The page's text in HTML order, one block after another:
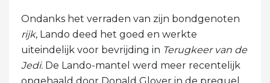
Ondanks het verraden van zijn bondgenoten
rijk, Lando deed het goed en werkte
uiteindelijk voor bevrijding in Terugkeer van de
Jedi. De Lando-mantel werd meer recentelijk